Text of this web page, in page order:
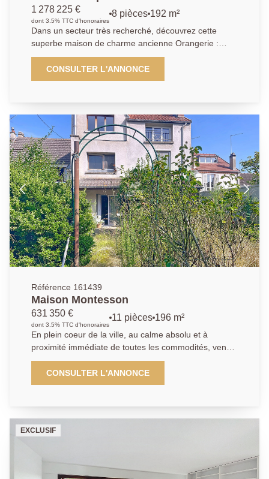
1 278 225 €
dont 3.5% TTC d'honoraires
8 pièces 192 m²
Dans un secteur très recherché, découvrez cette
superbe maison de charme ancienne Orangerie :
offrant 8 pièces spacieuses et lumineuses. Dès
l'entrée, vous serez séduit par un vaste hall
desservant un élégant salon avec cheminée, un
première chambre avec sa salle d'eau privative
complète le rez-de-chaussée, apportant confort et
praticité. À l'étage, le palier dessert plusieurs espaces
nuit : deux chambres chacune dotée de leur propre
cabinet de toilette, une salle de bains, trois autres
chambres supplémentaires et des WC indépendants.
L'agencement de cette maison permet d'accueillir une
grande famille ou d'aménager des espaces de travail
et de loisirs selon vos besoins. Le tout est édifié sur
un beau terrain arboré de 913 m², parfait pour profiter
des beaux jours en toute intimité. Un bien rare à
visiter sans tarder !
CONSULTER L'ANNONCE
Référence 161439
Maison Montesson
631 350 €
dont 3.5% TTC d'honoraires
11 pièces 196 m²
En plein coeur de la ville, au calme absolu et à
proximité immédiate de toutes les commodités, venez
découvrir cette maison édifiée sur une parcelle de 328
m², développant 196 m² habitables et 212m² de
surface au sol. Elle dispose également d'un garage de
habitations, cette maison peut aisément retrouver sa
configuration initiale. Au 1er étage : accès direct au
double séjour lumineux de 29,45 m², une chambre de
13 m², un bureau (5,23 m²) et une salle d'eau avec
CONSULTER L'ANNONCE
EXCLUSIF